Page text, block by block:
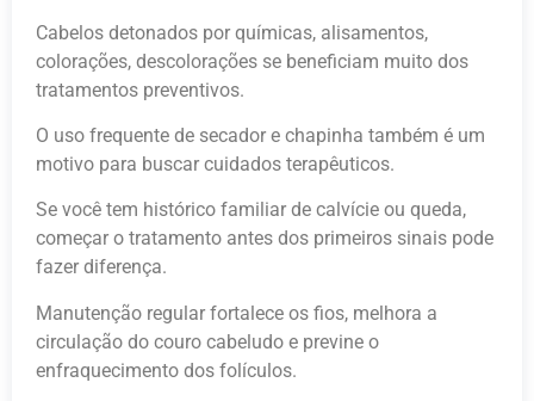
Cabelos detonados por químicas, alisamentos,
colorações, descolorações se beneficiam muito dos
tratamentos preventivos.
O uso frequente de secador e chapinha também é um
motivo para buscar cuidados terapêuticos.
Se você tem histórico familiar de calvície ou queda,
começar o tratamento antes dos primeiros sinais pode
fazer diferença.
Manutenção regular fortalece os fios, melhora a
circulação do couro cabeludo e previne o
enfraquecimento dos folículos.